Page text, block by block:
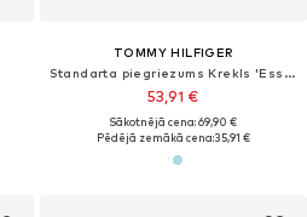
TOMMY HILFIGER
Standarta piegriezums Krekls 'Essential Regular Fit'
53,91 €
Sākotnējā cena: 69,90 €
Pēdējā zemākā cena:35,91 €